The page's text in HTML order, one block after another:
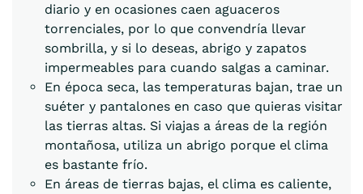
diario y en ocasiones caen aguaceros
torrenciales, por lo que convendría llevar
sombrilla, y si lo deseas, abrigo y zapatos
impermeables para cuando salgas a caminar.
En época seca, las temperaturas bajan, trae un
suéter y pantalones en caso que quieras visitar
las tierras altas. Si viajas a áreas de la región
montañosa, utiliza un abrigo porque el clima
es bastante frío.
En áreas de tierras bajas, el clima es caliente,